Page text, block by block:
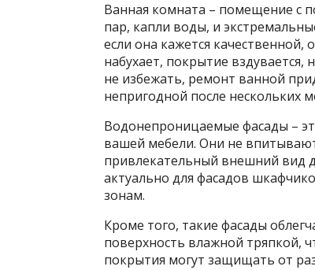
Ванная комната – помещение с
пар, капли воды, и
если она кажется
набухает, покрытие вздувается,
не избежать, ремонт ванной
непригодной после нескольких
Водонепроницаемые фасады –
вашей мебели. Они не
привлекательный внешний вид
актуально для фасадов
зонам.
Кроме того, такие фасады
поверхность влажной тряпкой,
покрытия могут защищать от